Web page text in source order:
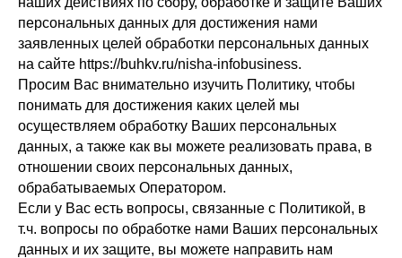
персональных данных для достижения нами
заявленных целей обработки персональных данных
на сайте https://buhkv.ru/nisha-infobusiness.
Просим Вас внимательно изучить Политику, чтобы
понимать для достижения каких целей мы
осуществляем обработку Ваших персональных
данных, а также как вы можете реализовать права, в
отношении своих персональных данных,
обрабатываемых Оператором.
Если у Вас есть вопросы, связанные с Политикой, в
т.ч. вопросы по обработке нами Ваших персональных
данных и их защите, вы можете направить нам